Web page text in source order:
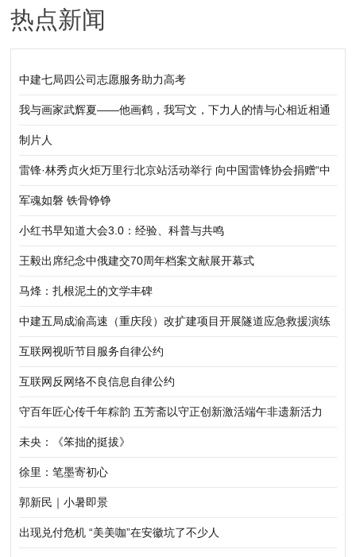
诗歌咏颂会（组图）
热点新闻
中建七局四公司志愿服务助力高考
我与画家武辉夏——他画鹤，我写文，下力人的情与心相近相通
制片人
雷锋·林秀贞火炬万里行北京站活动举行 向中国雷锋协会捐赠“中
华五福吉神”作品
军魂如磐 铁骨铮铮
小红书早知道大会3.0：经验、科普与共鸣
王毅出席纪念中俄建交70周年档案文献展开幕式
马烽：扎根泥土的文学丰碑
中建五局成渝高速（重庆段）改扩建项目开展隧道应急救援演练
互联网视听节目服务自律公约
互联网反网络不良信息自律公约
守百年匠心传千年粽韵 五芳斋以守正创新激活端午非遗新活力
未央：《笨拙的挺拔》
徐里：笔墨寄初心
郭新民｜小暑即景
出现兑付危机 “美美咖”在安徽坑了不少人